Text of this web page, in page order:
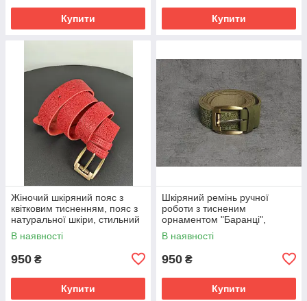
Купити Купити
Жіночий шкіряний пояс з
квітковим тисненням, пояс з
натуральної шкіри, стильний
пояс для жінок, червоного
кольору
В наявності
950 ₴
Купити
Шкіряний ремінь ручної
роботи з тисненим
орнаментом "Баранці",
натуральна шкіра 4 мм,
оливкового кольору
В наявності
950 ₴
Купити